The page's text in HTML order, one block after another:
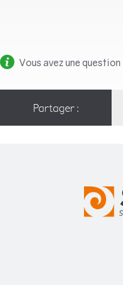
Vous avez une question
Partager :